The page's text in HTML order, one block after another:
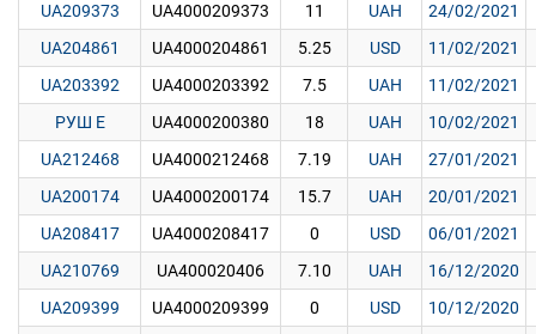
UA209373
UA4000209373 11 UAH
24/02/2021
UA204861
UA4000204861 5.25 USD
11/02/2021
UA203392
UA4000203392 7.5 UAH
11/02/2021
РУШ E
UA4000200380 18 UAH
10/02/2021
UA212468
UA4000212468 7.19 UAH
27/01/2021
UA200174
UA4000200174 15.7 UAH
20/01/2021
UA208417
UA4000208417 0 USD
06/01/2021
UA210769
UA400020406 7.10 UAH
16/12/2020
UA209399
UA4000209399 0 USD
10/12/2020